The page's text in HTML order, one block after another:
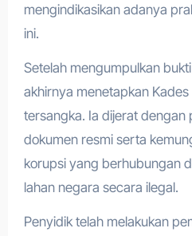
mengindikasikan adanya
ini.
Setelah mengumpulkan
akhirnya menetapkan
tersangka. Ia dijerat dengan
dokumen resmi serta
korupsi yang berhubungan
lahan negara secara ilegal.
Penyidik telah melakukan